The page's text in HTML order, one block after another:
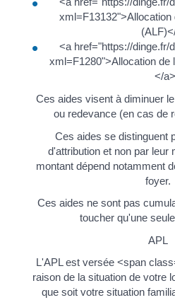
xml=F13132">Allocation
<a href="https://dinge.fr/
xml=F1280">Allocation de
</a>
Ces aides visent à diminuer
ou redevance (en cas de
Ces aides se distinguent
d'attribution et non par leur
montant dépend notamment
foyer.
Ces aides ne sont pas
toucher qu'une
APL
L'APL est versée <span
raison de la situation de votre
que soit votre situation